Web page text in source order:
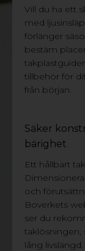
Vill du ha ett
med
förlänger
bestäm
tillbehör för
från början.
Säker
bärighet
Ett hållbart
och
Boverkets
ser du
taklösningen,
lång livslängd.